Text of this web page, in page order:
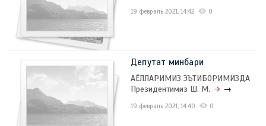
19 февраль 2021, 14:42 0
Депутат минбари
АЁЛЛАРИМИЗ ЭЪТИБОРИМИЗДА
Президентимиз Ш. М.
→
19 февраль 2021, 14:40 0